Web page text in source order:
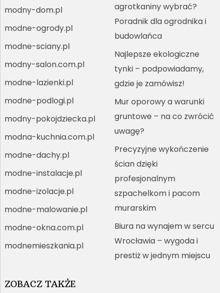
modny-dom.pl
modne-ogrody.pl
modne-sciany.pl
modny-salon.com.pl
modne-lazienki.pl
modne-podlogi.pl
modny-pokojdziecka.pl
modna-kuchnia.com.pl
modne-dachy.pl
modne-instalacje.pl
modne-izolacje.pl
modne-malowanie.pl
modne-okna.com.pl
modnemieszkania.pl
agrotkaniny wybrać?
Poradnik dla ogrodnika i
budowlańca
Najlepsze ekologiczne
tynki – podpowiadamy,
gdzie je zamówisz!
Mur oporowy a warunki
gruntowe – na co zwrócić
uwagę?
Precyzyjne wykończenie
ścian dzięki
profesjonalnym
szpachelkom i pacom
murarskim
Biura na wynajem w sercu
Wrocławia – wygoda i
prestiż w jednym miejscu
ZOBACZ TAKŻE